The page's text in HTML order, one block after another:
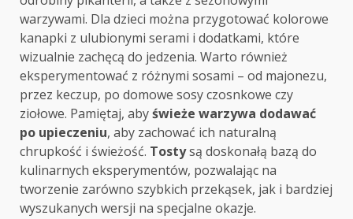
warzywami. Dla dzieci można przygotować kolorowe
kanapki z ulubionymi serami i dodatkami, które
wizualnie zachęcą do jedzenia. Warto również
eksperymentować z różnymi sosami – od majonezu,
przez keczup, po domowe sosy czosnkowe czy
ziołowe. Pamiętaj, abyświeże warzywa dodawać
po upieczeniu, aby zachować ich naturalną
chrupkość i świeżość. Tostysą doskonałą bazą do
kulinarnych eksperymentów, pozwalając na
tworzenie zarówno szybkich przekąsek, jak i bardziej
wyszukanych wersji na specjalne okazje.